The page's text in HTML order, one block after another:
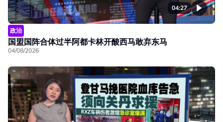
04:27
政治
国盟国阵合体过半阿都卡林开酸西马敢弃东马
04/08/2026